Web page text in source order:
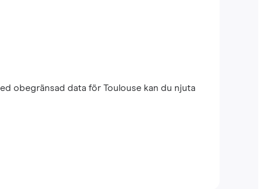
obegränsad data för Toulouse kan du njuta